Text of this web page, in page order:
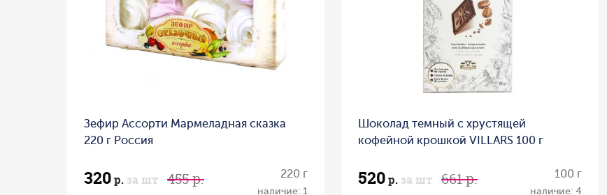
Зефир Ассорти Мармеладная сказка
220 г Россия
320р. за шт 455 р. 220 г
наличие: 1
Шоколад темный с хрустящей
кофейной крошкой VILLARS 100 г
520р. за шт 661 р. 100 г
наличие: 4